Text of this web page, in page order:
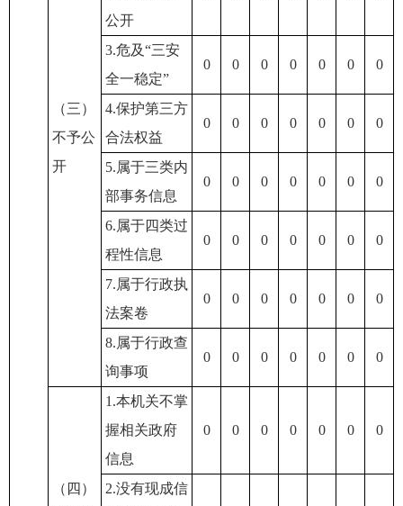
（三）
不予公
开
公开
3.危及“三安
全一稳定”
0 0 0 0 0 0 0
4.保护第三方
合法权益
0 0 0 0 0 0 0
5.属于三类内
部事务信息
0 0 0 0 0 0 0
6.属于四类过
程性信息
0 0 0 0 0 0 0
7.属于行政执
法案卷
0 0 0 0 0 0 0
8.属于行政查
询事项
0 0 0 0 0 0 0
（四）
1.本机关不掌
握相关政府
信息
0 0 0 0 0 0 0
2.没有现成信